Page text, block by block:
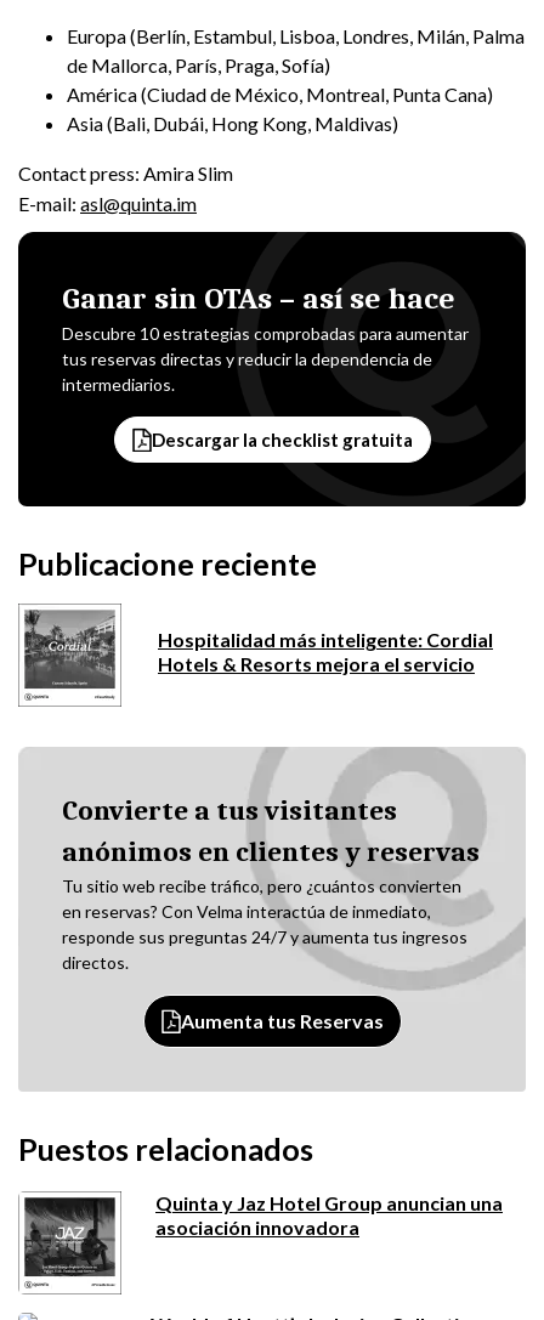
Europa (Berlín, Estambul, Lisboa, Londres, Milán, Palma
de Mallorca, París, Praga, Sofía)
América (Ciudad de México, Montreal, Punta Cana)
Asia (Bali, Dubái, Hong Kong, Maldivas)
Contact press: Amira Slim
E-mail: asl@quinta.im
Ganar sin OTAs – así se hace
Descubre 10 estrategias comprobadas para aumentar
tus reservas directas y reducir la dependencia de
intermediarios.
Descargar la checklist gratuita
Publicacione reciente
Hospitalidad más inteligente: Cordial
Hotels & Resorts mejora el servicio
Convierte a tus visitantes
anónimos en clientes y reservas
Tu sitio web recibe tráfico, pero ¿cuántos convierten
en reservas? Con Velma interactúa de inmediato,
responde sus preguntas 24/7 y aumenta tus ingresos
directos.
Aumenta tus Reservas
Puestos relacionados
Quinta y Jaz Hotel Group anuncian una
asociación innovadora